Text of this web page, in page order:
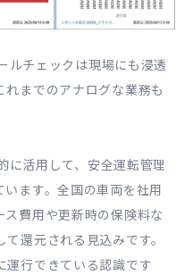
チェックは現場にも浸透
れまでのアナログな業務も
活用して、安全運転管理
ます。全国の車両を社用
費用や更新時の保険料な
還元される見込みです。
運行できている認識です